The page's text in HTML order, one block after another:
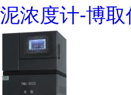
泥浓度计-博取